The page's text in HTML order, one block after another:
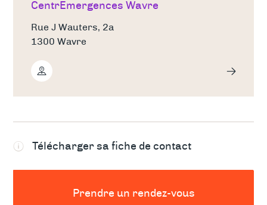
CentrEmergences Wavre
Rue J Wauters, 2a
1300 Wavre
Télécharger sa fiche de contact
Prendre un rendez-vous